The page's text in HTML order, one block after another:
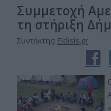
Συμμετοχή
τη στήριξη
Συντάκτης: Eidisis.gr